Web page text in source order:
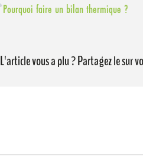
Pourquoi faire un bilan thermique ?
L'article vous a plu ? Partagez le sur